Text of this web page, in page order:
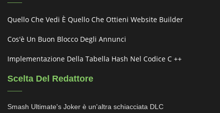
Quello Che Vedi È Quello Che Ottieni Website Builder
Cos'è Un Buon Blocco Degli Annunci
Implementazione Della Tabella Hash Nel Codice C ++
Scelta Del Redattore
Smash Ultimate's Joker è un'altra schiacciata DLC